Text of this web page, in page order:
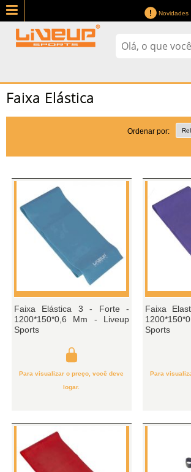
Novidades
Faixa Elástica
Ordenar por:
Faixa Elástica 3 - Forte -
1200*150*0,6 Mm - Liveup
Sports
Para visualizar o preço, você deve
logar.
Faixa
Sports
Para